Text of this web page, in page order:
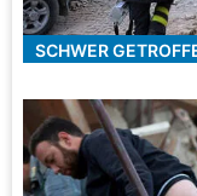
SCHWER